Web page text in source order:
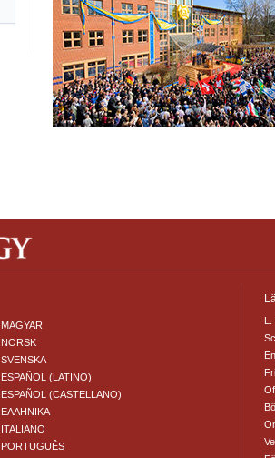
MAGYAR
NORSK
SVENSKA
ESPAÑOL (LATINO)
ESPAÑOL (CASTELLANO)
ΕΛΛΗΝΙΚA
ITALIANO
PORTUGUÊS
L.